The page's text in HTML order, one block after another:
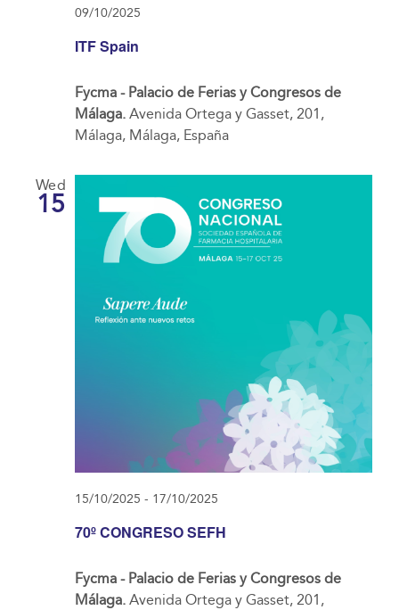
ITF Spain
09/10/2025
Fycma - Palacio de Ferias y Congresos de
Málaga. Avenida Ortega y Gasset, 201,
Málaga, Málaga, España
Wed
15
70º CONGRESO SEFH
15/10/2025 - 17/10/2025
Fycma - Palacio de Ferias y Congresos de
Málaga. Avenida Ortega y Gasset, 201,